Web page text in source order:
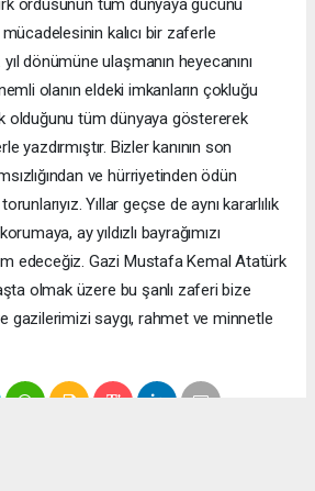
ordusunun tüm dünyaya gücünü
kalıcı bir zaferle
dönümüne ulaşmanın heyecanını
olanın eldeki imkanların çokluğu
olduğunu tüm dünyaya göstererek
yazdırmıştır. Bizler kanının son
ve hürriyetinden ödün
Yıllar geçse de aynı kararlılık
ay yıldızlı bayrağımızı
edeceğiz. Gazi Mustafa Kemal Atatürk
olmak üzere bu şanlı zaferi bize
gazilerimizi saygı, rahmet ve minnetle